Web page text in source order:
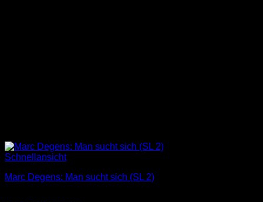
Schnellansicht
Marc Degens: Man sucht sich (SL 2)